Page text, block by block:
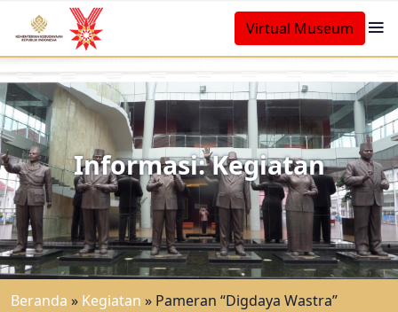
Virtual Museum
Informasi: Kegiatan
Beranda » Kegiatan » Pameran “Digdaya Wastra”